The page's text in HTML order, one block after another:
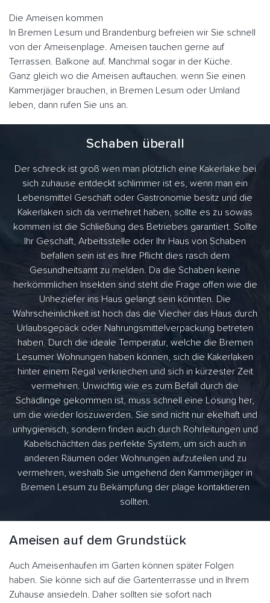
Die Ameisen kommen
In Bremen Lesum und Brandenburg befreien wir Sie schnell
von der Ameisenplage. Ameisen tauchen gerne auf
Terrassen. Balkone auf. Manchmal sogar in der Küche.
Ganz gleich wo die Ameisen auftauchen. wenn Sie einen
Kammerjäger brauchen, in Bremen Lesum oder Umland
leben, dann rufen Sie uns an.
Schaben überall
Der schreck ist groß wen man plötzlich eine Kakerlake bei
sich zuhause entdeckt schlimmer ist es, wenn man ein
Lebensmittel Geschäft oder Gastronomie besitz und die
Kakerlaken sich da vermehret haben, sollte es zu sowas
kommen ist die Schließung des Betriebes garantiert. Sollte
Ihr Geschäft, Arbeitsstelle oder Ihr Haus von Schaben
befallen sein ist es Ihre Pflicht dies rasch dem
Gesundheitsamt zu melden. Da die Schaben keine
herkömmlichen Insekten sind steht die Frage offen wie die
Unheziefer ins Haus gelangt sein könnten. Die
Wahrscheinlichkeit ist hoch das die Viecher das Haus durch
Urlaubsgepäck oder Nahrungsmittelverpackung betreten
haben. Durch die ideale Temperatur, welche die Bremen
Lesumer Wohnungen haben können, sich die Kakerlaken
hinter einem Regal verkriechen und sich in kürzester Zeit
vermehren. Unwichtig wie es zum Befall durch die
Schädlinge gekommen ist, muss schnell eine Lösung her,
um die wieder loszuwerden. Sie sind nicht nur ekelhaft und
unhygienisch, sondern finden auch durch Rohrleitungen und
Kabelschächten das perfekte System, um sich auch in
anderen Räumen oder Wohnungen aufzuteilen und zu
vermehren, weshalb Sie umgehend den Kammerjäger in
Bremen Lesum zu Bekämpfung der plage kontaktieren
sollten.
Ameisen auf dem Grundstück
Auch Ameisenhaufen im Garten können später Folgen
haben. Sie könne sich auf die Gartenterrasse und in Ihrem
Zuhause ansiedeln. Daher sollten sie sofort nach